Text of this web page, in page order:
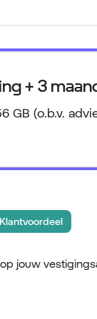
+ 3
GB (o.b.v.
Klantvoordeel
jouw